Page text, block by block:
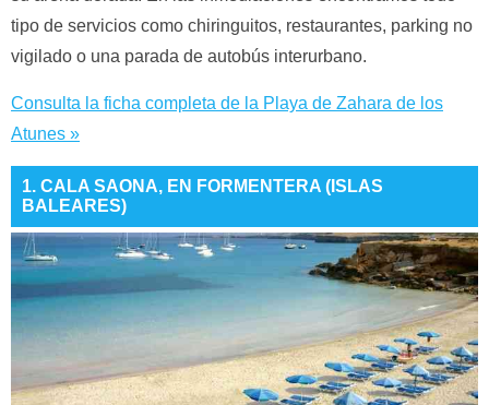
tipo de servicios como chiringuitos, restaurantes, parking no
vigilado o una parada de autobús interurbano.
Consulta la ficha completa de la Playa de Zahara de los
Atunes »
1. CALA SAONA, EN FORMENTERA (ISLAS
BALEARES)